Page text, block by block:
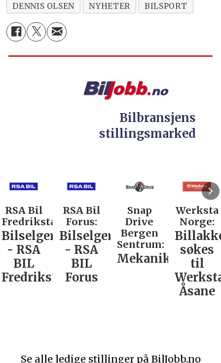
DENNIS OLSEN NYHETER BILSPORT
Bilbransjens
stillingsmarked
RSA Bil
Fredrikstad:
Bilselger
- RSA
BIL
Fredrikstad
RSA Bil
Forus:
Bilselger
- RSA
BIL
Forus
Snap
Drive
Bergen
Sentrum:
Mekaniker
Werksta
Norge:
søkes
til
Åsane
Se alle ledige stillinger på BilJobb.no